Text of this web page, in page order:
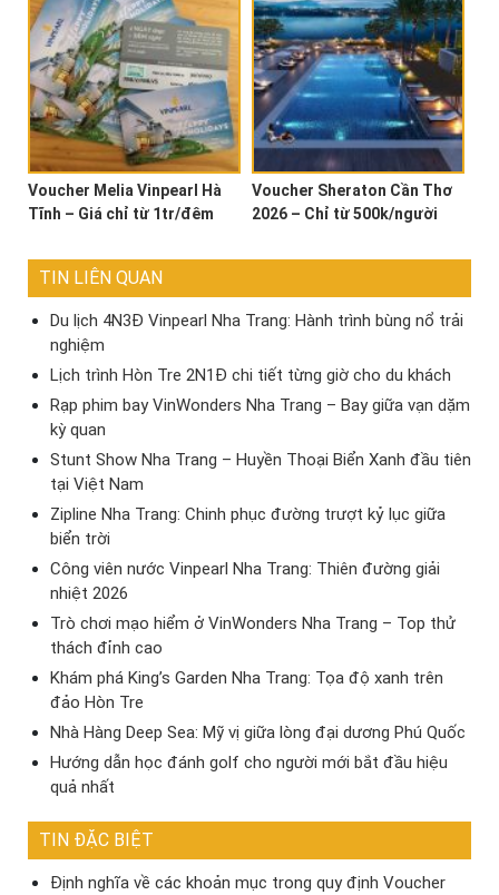
Voucher Melia Vinpearl Hà
Tĩnh – Giá chỉ từ 1tr/đêm
Voucher Sheraton Cần Thơ
2026 – Chỉ từ 500k/người
TIN LIÊN QUAN
Du lịch 4N3Đ Vinpearl Nha Trang: Hành trình bùng nổ trải
nghiệm
Lịch trình Hòn Tre 2N1Đ chi tiết từng giờ cho du khách
Rạp phim bay VinWonders Nha Trang – Bay giữa vạn dặm
kỳ quan
Stunt Show Nha Trang – Huyền Thoại Biển Xanh đầu tiên
tại Việt Nam
Zipline Nha Trang: Chinh phục đường trượt kỷ lục giữa
biển trời
Công viên nước Vinpearl Nha Trang: Thiên đường giải
nhiệt 2026
Trò chơi mạo hiểm ở VinWonders Nha Trang – Top thử
thách đỉnh cao
Khám phá King’s Garden Nha Trang: Tọa độ xanh trên
đảo Hòn Tre
Nhà Hàng Deep Sea: Mỹ vị giữa lòng đại dương Phú Quốc
Hướng dẫn học đánh golf cho người mới bắt đầu hiệu
quả nhất
TIN ĐẶC BIỆT
Định nghĩa về các khoản mục trong quy định Voucher